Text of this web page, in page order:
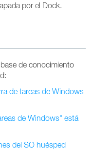
por el Dock.
de conocimiento
de tareas de Windows
de Windows" está
del SO huésped